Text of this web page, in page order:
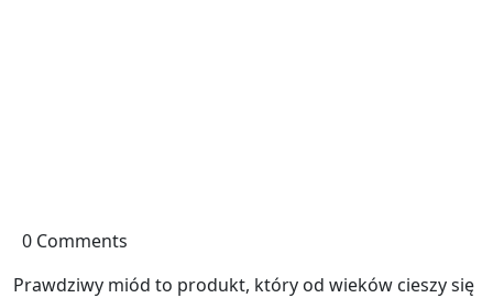
0 Comments
Prawdziwy miód to produkt, który od wieków cieszy się